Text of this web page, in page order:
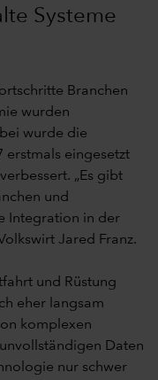
Systeme
Branchen
wurden
wurde die
erstmals eingesetzt
„Es gibt
und
Integration in der
Jared Franz.
und Rüstung
eher langsam
komplexen
Daten
nur schwer